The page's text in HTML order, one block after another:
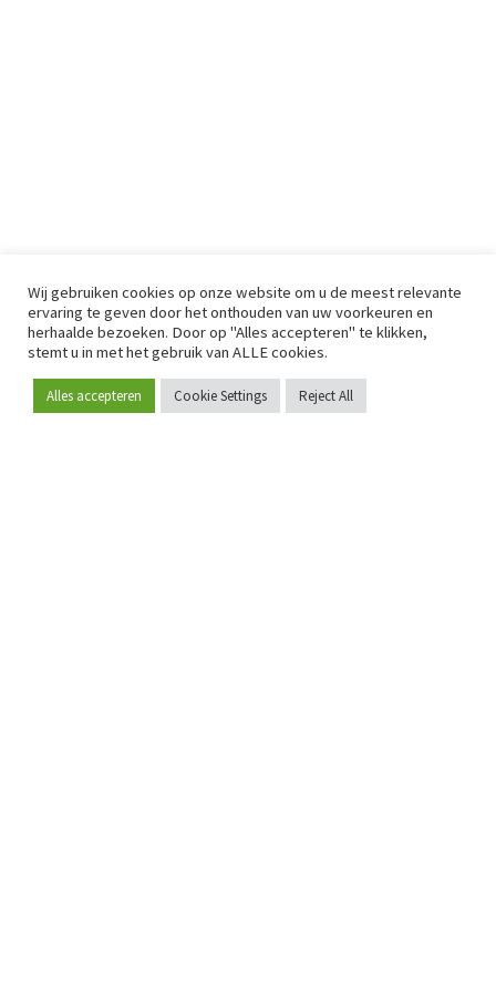
Word lid
Wij gebruiken cookies op onze website om u de meest relevante
ervaring te geven door het onthouden van uw voorkeuren en
herhaalde bezoeken. Door op "Alles accepteren" te klikken,
stemt u in met het gebruik van ALLE cookies.
Alles accepteren Cookie Settings Reject All